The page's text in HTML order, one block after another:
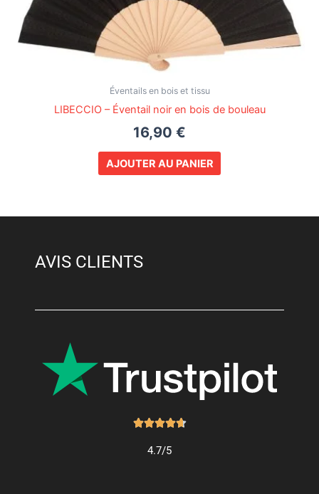
Éventails en bois et tissu
LIBECCIO – Éventail noir en bois de bouleau
16,90 €
AJOUTER AU PANIER
AVIS CLIENTS
Noté
4.7/5